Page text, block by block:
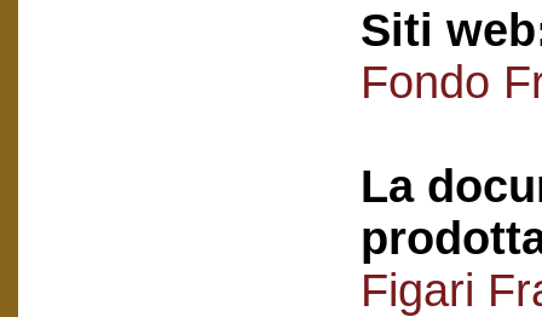
Siti
Fondo
La
Figari